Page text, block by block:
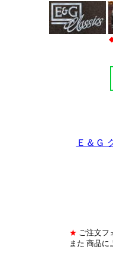
Ｅ＆Ｇ
★ ご注文フ
また 商品